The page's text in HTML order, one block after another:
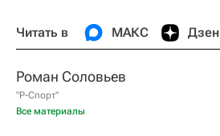
Читать в МАКС Дзен
Роман Соловьев
"Р-Спорт"
Все материалы